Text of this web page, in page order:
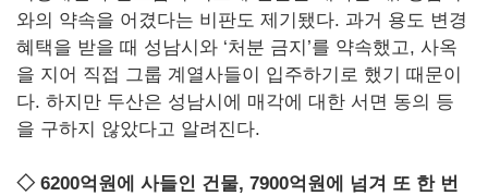
와의 약속을 어겼다는 비판도 제기됐다. 과거 용도 변경
혜택을 받을 때 성남시와 ‘처분 금지’를 약속했고, 사옥
을 지어 직접 그룹 계열사들이 입주하기로 했기 때문이
다. 하지만 두산은 성남시에 매각에 대한 서면 동의 등
을 구하지 않았다고 알려진다.
◇ 6200억원에 사들인 건물, 7900억원에 넘겨 또 한 번